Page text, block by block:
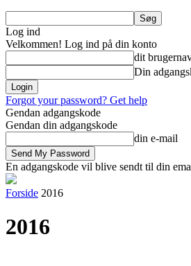
Log ind
Velkommen! Log ind på din konto
dit
Din
Forgot your password? Get help
Gendan adgangskode
Gendan din adgangskode
din e-mail
En adgangskode vil blive sendt til din
Forside 2016
2016